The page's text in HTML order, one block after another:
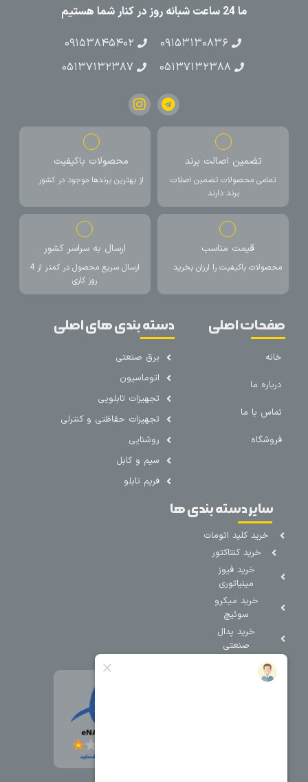
ما 24 ساعت شبانه روز در کنار شما هستیم
۰۹۱۵۳۱۳۰۸۳۶
۰۹۱۵۳۸۴۵۴۰۲
۰۵۱۳۷۱۳۲۳۸۸
۰۵۱۳۷۱۳۲۳۸۷
تضمین اصالت برند
تمامی محصولات تضمین اصلات
برند دارند
محصولات باکیفیت
از بهترین برندها موجود در کشور
قیمت مناسب
محصولات باکیفیت را ارزان بخرید
ارسال به سراسر کشور
ارسال سریع محصول در کمتر از 4
روز کاری
صفحات اصلی
خانه
درباره ما
تماس با ما
فروشگاه
دسته بندی های اصلی
برق صنعتی
اتوماسیون
تجهیزات تابلویی
تجهیزات حفاظتی و کنترلی
روشنایی
سیم و کابل
فریم تابلو
سایر دسته بندی ها
خرید کلید اتومات
خرید کنتاکتور
خرید فیوز
مینیاتوری
خرید میکرو
سوئیچ
خرید پدال
صنعتی